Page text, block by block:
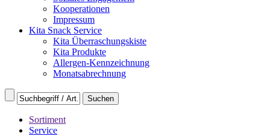
Kooperationen
Impressum
Kita Snack Service
Kita Überraschungskiste
Kita Produkte
Allergen-Kennzeichnung
Monatsabrechnung
Sortiment
Service